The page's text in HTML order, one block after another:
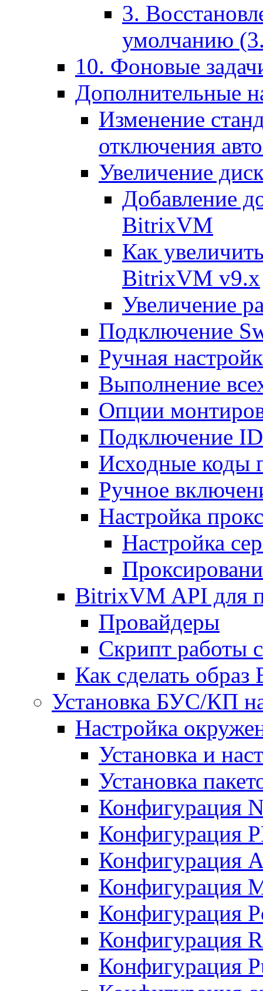
3.
умолчанию
10. Фоновые
Дополнительные
Изменение
отключения
Увеличение
Добавление
BitrixVM
Как
BitrixVM v9.x
Увеличение
Подключение
Ручная
Выполнение
Опции
Подключение
Исходные коды
Ручное
Настройка
Настройка
BitrixVM API для
Провайдеры
Скрипт работы
Как сделать
Установка БУС/КП
Настройка
Установка и
Установка
Конфигурация
Конфигурация
Конфигурация
Конфигурация
Конфигурация
Конфигурация
Конфигурация